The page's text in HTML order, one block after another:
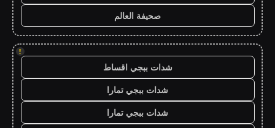
صحيفة العالم
!
شدات ببجي اقساط
شدات ببجي تمارا
شدات ببجي تمارا